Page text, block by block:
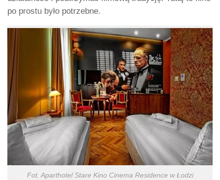
po prostu było potrzebne.
Fot. Aparthotel Stare Kino Cinema Residence w Łodzi